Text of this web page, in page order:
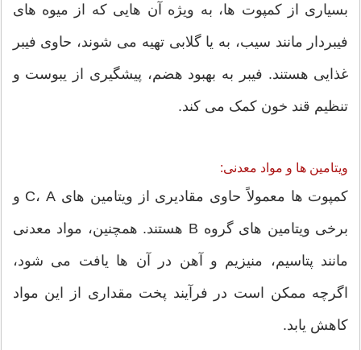
بسیاری از کمپوت ها، به ویژه آن هایی که از میوه های
فیبردار مانند سیب، به یا گلابی تهیه می شوند، حاوی فیبر
غذایی هستند. فیبر به بهبود هضم، پیشگیری از یبوست و
تنظیم قند خون کمک می کند.
ویتامین ها و مواد معدنی:
کمپوت ها معمولاً حاوی مقادیری از ویتامین های C، A و
برخی ویتامین های گروه B هستند. همچنین، مواد معدنی
مانند پتاسیم، منیزیم و آهن در آن ها یافت می شود،
اگرچه ممکن است در فرآیند پخت مقداری از این مواد
کاهش یابد.